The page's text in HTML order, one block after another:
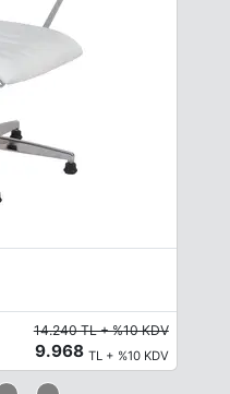
14.240 TL + %10 KDV
9.968 TL + %10 KDV